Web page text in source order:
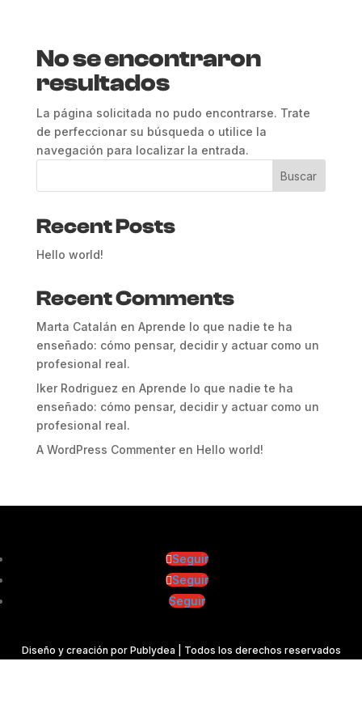
No se encontraron
resultados
La página solicitada no pudo encontrarse. Trate
de perfeccionar su búsqueda o utilice la
navegación para localizar la entrada.
Buscar
Recent Posts
Hello world!
Recent Comments
Marta Catalán en Aprende lo que nadie te ha
enseñado: cómo pensar, decidir y actuar como un
profesional real.
Iker Rodriguez en Aprende lo que nadie te ha
enseñado: cómo pensar, decidir y actuar como un
profesional real.
A WordPress Commenteren Hello world!
Seguir
Seguir
Seguir
Diseño y creación por Publydea | Todos los derechos reservados